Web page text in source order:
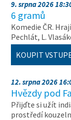
9. srpna 2026
6 gramů
Komedie ČR.
Pechlát, L.
KOUPIT
12. srpna 2026
Hvězdy pod
Přijďte si užít
prostředí